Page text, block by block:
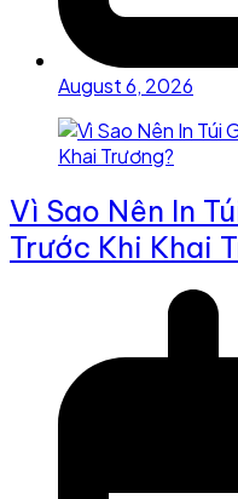
August 6, 2026
Vì Sao Nên In
Trước Khi Khai